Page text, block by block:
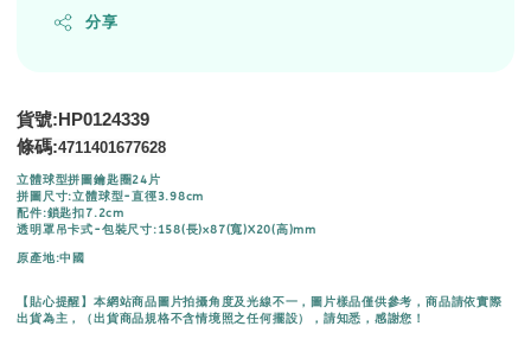
分享
貨號:HP0124339
條碼:4711401677628
立體球型拼圖鑰匙圈24片
拼圖尺寸:立體球型-直徑3.98cm
配件:鎖匙扣7.2cm
透明罩吊卡式-包裝尺寸:158(長)x87(寬)X20(高)mm
原產地:中國
【貼心提醒】本網站商品圖片拍攝角度及光線不一，圖片樣品僅供參考，商品請依實際
出貨為主，（出貨商品規格不含情境照之任何擺設），請知悉，感謝您！